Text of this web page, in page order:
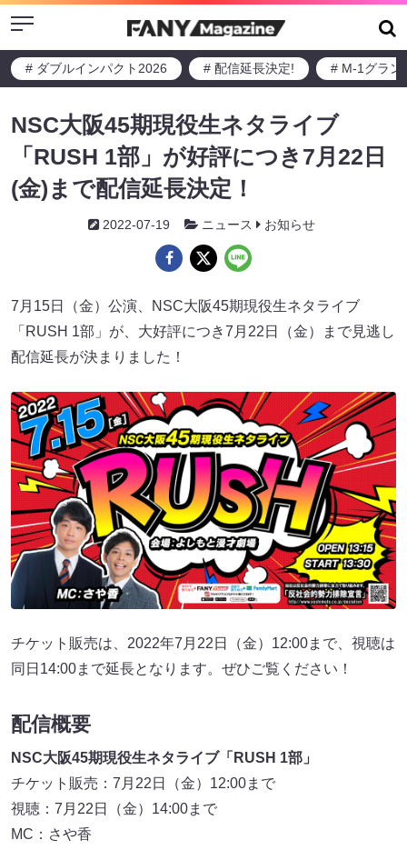
Menu
# ダブルインパクト2026 # 配信延長決定! # M-1グラン
NSC大阪45期現役生ネタライブ
「RUSH 1部」が好評につき7月22日
(金)まで配信延長決定！
2022-07-19 ニュース お知らせ
7月15日（金）公演、NSC大阪45期現役生ネタライブ
「RUSH 1部」が、大好評につき7月22日（金）まで見逃し
配信延長が決まりました！
チケット販売は、2022年7月22日（金）12:00まで、視聴は
同日14:00まで延長となります。ぜひご覧ください！
配信概要
NSC大阪45期現役生ネタライブ「RUSH 1部」
チケット販売：7月22日（金）12:00まで
視聴：7月22日（金）14:00まで
MC：さや香